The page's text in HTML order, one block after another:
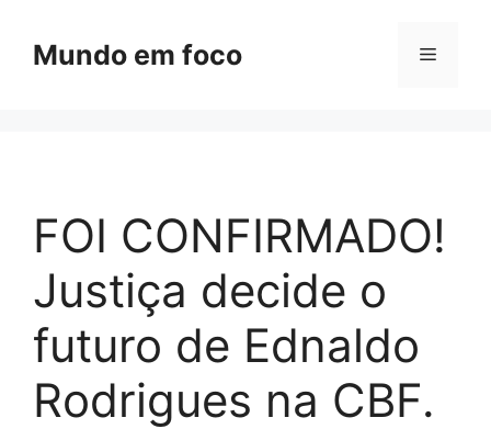
paraMundo em foco Menu
FOI CONFIRMADO!
Justiça decide o
futuro de Ednaldo
Rodrigues na CBF.